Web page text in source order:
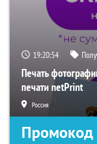
19:20:53
Печать
печати netPrint
Россия
Промокод